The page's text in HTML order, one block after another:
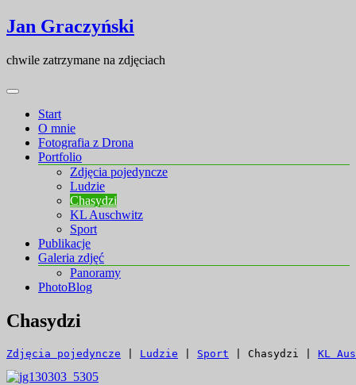
Skip
to
Skip
to
Jan Graczyński
chwile zatrzymane na zdjęciach
Start
O mnie
Fotografia z Drona
Portfolio
Zdjęcia pojedyncze
Ludzie
Chasydzi
KL Auschwitz
Sport
Publikacje
Galeria zdjęć
Panoramy
PhotoBlog
Chasydzi
Zdjęcia pojedyncze Ludzie Sport | Chasydzi | KL